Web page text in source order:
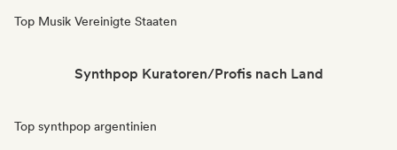
Top Musik Vereinigte Staaten
Synthpop Kuratoren/Profis nach Land
Top synthpop argentinien